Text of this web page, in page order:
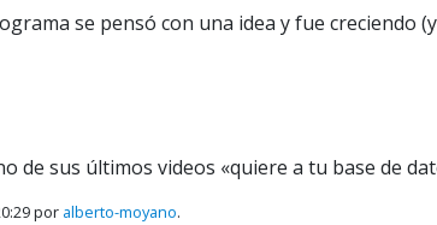
se pensó con una idea y fue
de sus últimos videos «quiere a tu base de
por alberto-moyano.